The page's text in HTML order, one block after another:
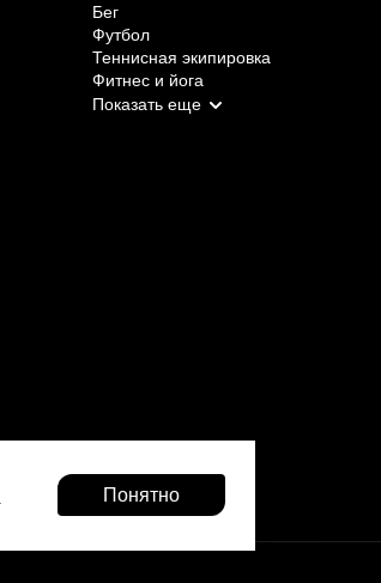
Бег
Футбол
Теннисная экипировка
Фитнес и йога
Понятно